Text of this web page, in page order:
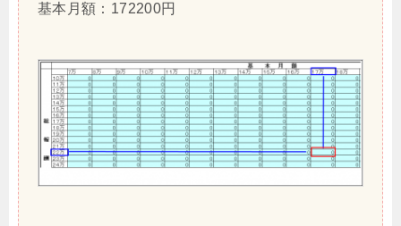
基本月額：172200円